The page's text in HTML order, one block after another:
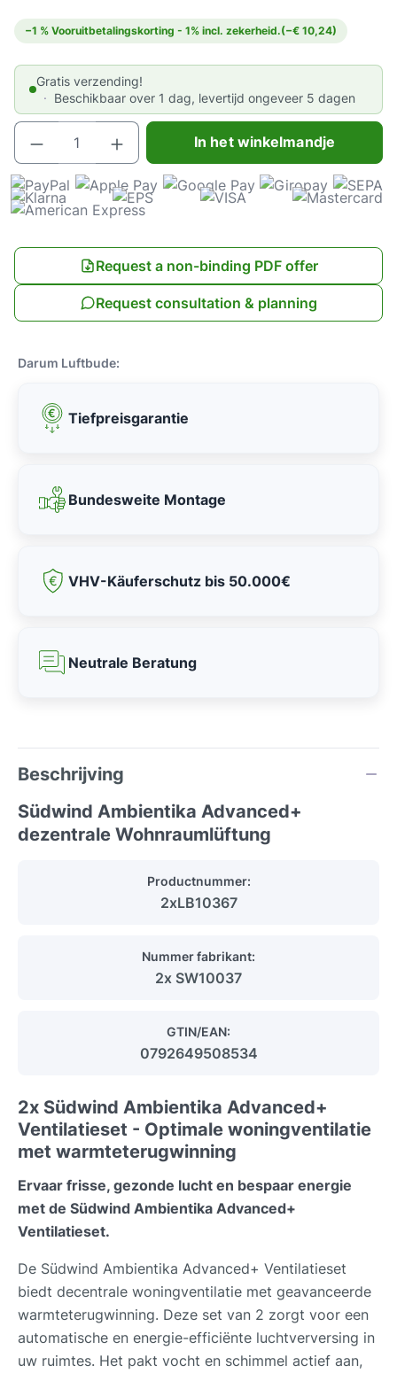
−1 % Vooruitbetalingskorting - 1% incl. zekerheid.(−€ 10,24)
Gratis verzending!
Beschikbaar over 1 dag, levertijd ongeveer 5 dagen
Producthoeveelheid: Voer de gewenste
In het winkelmandje
Request a non-binding PDF offer
Request consultation & planning
Darum Luftbude:
Tiefpreisgarantie
Bundesweite Montage
VHV-Käuferschutz bis 50.000€
Neutrale Beratung
Beschrijving
Südwind Ambientika Advanced+
dezentrale Wohnraumlüftung
Productnummer:
2xLB10367
Nummer fabrikant:
2x SW10037
GTIN/EAN:
0792649508534
2x Südwind Ambientika Advanced+
Ventilatieset - Optimale woningventilatie
met warmteterugwinning
Ervaar frisse, gezonde lucht en bespaar energie
met de Südwind Ambientika Advanced+
Ventilatieset.
De Südwind Ambientika Advanced+ Ventilatieset
biedt decentrale woningventilatie met geavanceerde
warmteterugwinning. Deze set van 2 zorgt voor een
automatische en energie-efficiënte luchtverversing in
uw ruimtes. Het pakt vocht en schimmel actief aan,